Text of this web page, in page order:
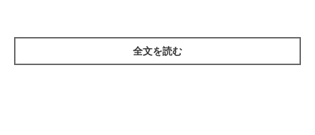
クレートの中でクルッと一回転する愛犬に、「なぜそんなに狭い
全文を読む